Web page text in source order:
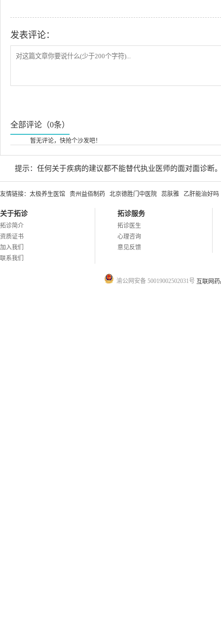
发表评论：
全部评论（0条）
暂无评论，快抢个沙发吧！
提示：任何关于疾病的建议都不能替代执业医师的面对面诊断
友情链接： 太极养生医馆 贵州益佰制药 北京德胜门中医院 蕊肤雅 乙肝能治好吗
关于拓诊
拓诊简介
资质证书
加入我们
联系我们
拓诊服务
拓诊医生
心理咨询
意见反馈
渝公网安备 50019002502031号 互联网